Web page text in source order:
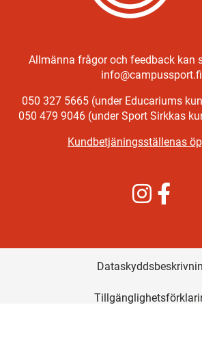
Allmänna frågor och feedback kan
050 327 5665 (under Educariums
050 479 9046 (under Sport Sirkkas
Kundbetjäningsställenas
Instagram